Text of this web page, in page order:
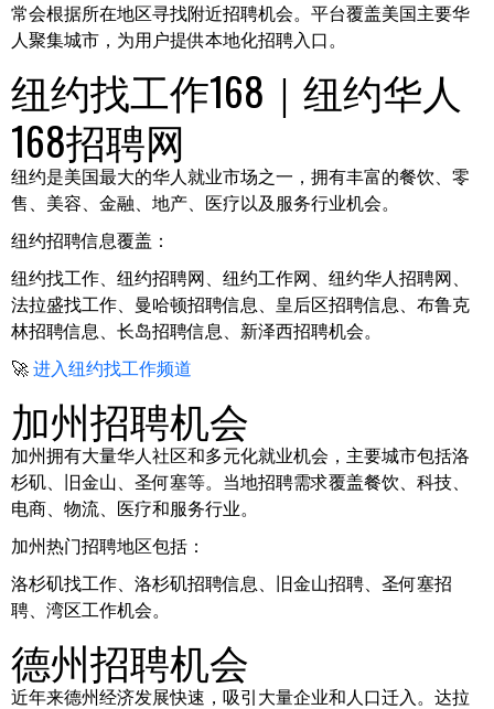
常会根据所在地区寻找附近招聘机会。平台覆盖美国主要华
人聚集城市，为用户提供本地化招聘入口。
纽约找工作168｜纽约华人
168招聘网
纽约是美国最大的华人就业市场之一，拥有丰富的餐饮、零
售、美容、金融、地产、医疗以及服务行业机会。
纽约招聘信息覆盖：
纽约找工作、纽约招聘网、纽约工作网、纽约华人招聘网、
法拉盛找工作、曼哈顿招聘信息、皇后区招聘信息、布鲁克
林招聘信息、长岛招聘信息、新泽西招聘机会。
🚀 进入纽约找工作频道
加州招聘机会
加州拥有大量华人社区和多元化就业机会，主要城市包括洛
杉矶、旧金山、圣何塞等。当地招聘需求覆盖餐饮、科技、
电商、物流、医疗和服务行业。
加州热门招聘地区包括：
洛杉矶找工作、洛杉矶招聘信息、旧金山招聘、圣何塞招
聘、湾区工作机会。
德州招聘机会
近年来德州经济发展快速，吸引大量企业和人口迁入。达拉